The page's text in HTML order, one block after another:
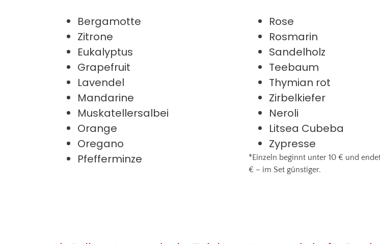
Bergamotte
Zitrone
Eukalyptus
Grapefruit
Lavendel
Mandarine
Muskatellersalbei
Orange
Oregano
Pfefferminze
Rose
Rosmarin
Sandelholz
Teebaum
Thymian rot
Zirbelkiefer
Neroli
Litsea Cubeba
Zypresse
*Einzeln beginnt unter 10 € und
€ – im Set günstiger.